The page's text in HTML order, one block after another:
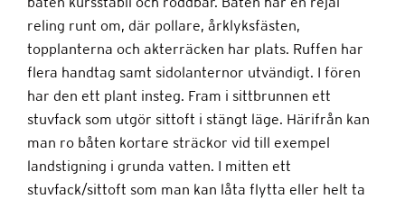
reling runt om, där pollare, årklyksfästen,
topplanterna och akterräcken har plats. Ruffen har
flera handtag samt sidolanternor utvändigt. I fören
har den ett plant insteg. Fram i sittbrunnen ett
stuvfack som utgör sittoft i stängt läge. Härifrån kan
man ro båten kortare sträckor vid till exempel
landstigning i grunda vatten. I mitten ett
stuvfack/sittoft som man kan låta flytta eller helt ta